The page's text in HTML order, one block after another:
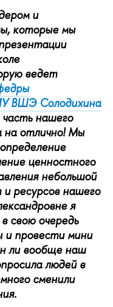
и
которые мы
ведет
ВШЭ Солодихина
часть нашего
на отлично! Мы
ценностного
небольшой
ресурсов нашего
я
свою очередь
провести мини
ли вообще наш
людей в
сменили